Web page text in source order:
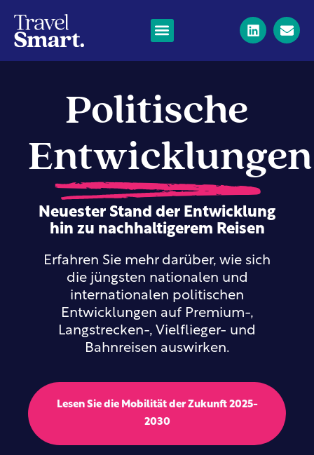
Politische
Entwicklungen
Neuester Stand der Entwicklung
hin zu nachhaltigerem Reisen
Erfahren Sie mehr darüber, wie sich
die jüngsten nationalen und
internationalen politischen
Entwicklungen auf Premium-,
Langstrecken-, Vielflieger- und
Bahnreisen auswirken.
Lesen Sie die Mobilität der Zukunft 2025-
2030